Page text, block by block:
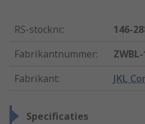
RS-stocknr.:
146-
Fabrikantnummer:
Fabrikant: JKL
Specificaties